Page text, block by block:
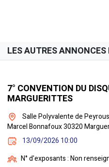
LES AUTRES
7° CONVENTION DU
MARGUERITTES
Salle Polyvalente de
Marcel Bonnafoux 30320
13/09/2026 10:00
N° d'exposants : Non